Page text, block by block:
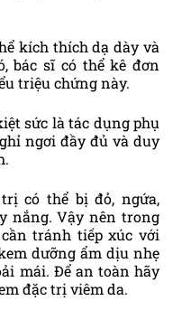
kích thích dạ dày và
bác sĩ có thể kê đơn
triệu chứng này.
sức là tác dụng phụ
ngơi đầy đủ và duy
có thể bị đỏ, ngứa,
nắng. Vậy nên trong
tránh tiếp xúc với
dưỡng ẩm dịu nhẹ
mái. Để an toàn hãy
đặc trị viêm da.